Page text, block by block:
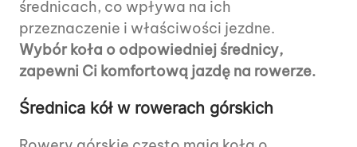
średnicach, co wpływa na ich
przeznaczenie i właściwości jezdne.
Wybór koła o odpowiedniej średnicy,
zapewni Ci komfortową jazdę na rowerze.
Średnica kół w rowerach górskich